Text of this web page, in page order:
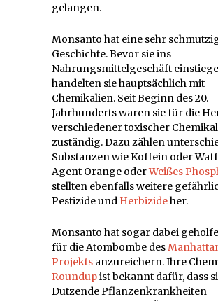
gelangen.
Monsanto hat eine sehr
Geschichte. Bevor sie ins
Nahrungsmittelgeschäft
handelten sie hauptsächlich mit
Chemikalien. Seit Beginn des 20.
Jahrhunderts waren sie für die
verschiedener toxischer
zuständig. Dazu zählen
Substanzen wie Koffein oder
Agent Orange oderWeißes
stellten ebenfalls weitere
Pestizide und Herbizideher.
Monsanto hat sogar dabei
für die Atombombe des
Projekts anzureichern. Ihre
Roundupist bekannt dafür, dass
Dutzende Pflanzenkrankheiten